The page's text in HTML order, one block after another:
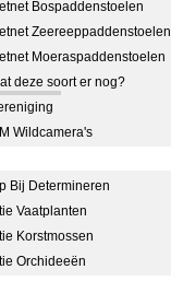
Bospaddenstoelen
Zeereeppaddenstoelen
Moeraspaddenstoelen
deze soort er nog?
Wildcamera's
Bij Determineren
Vaatplanten
Korstmossen
Orchideeën